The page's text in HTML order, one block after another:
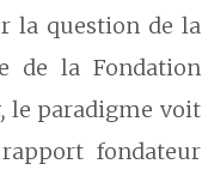
la question de la
de la Fondation
le paradigme voit
fondateur